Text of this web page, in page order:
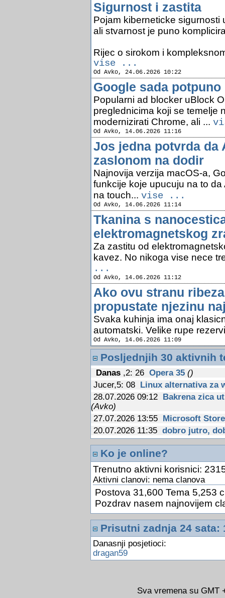
Sigurnost i zastita
Pojam kiberneticke sigurnosti
ali stvarnost je puno
Rijec o sirokom i
vise ...
Od Avko, 24.06.2026 10:22
Google sada
Popularni ad blocker uBlock
preglednicima koji se temelje
modernizirati Chrome, ali ...
Od Avko, 14.06.2026 11:16
Jos jedna potvrda da
zaslonom na dodir
Najnovija verzija macOS-a,
funkcije koje upucuju na to
na touch... vise ...
Od Avko, 14.06.2026 11:14
Tkanina s
elektromagnetskog
Za zastitu od
kavez. No nikoga vise nece
...
Od Avko, 14.06.2026 11:12
Ako ovu stranu
propustate njezinu
Svaka kuhinja ima onaj
automatski. Velike rupe
Od Avko, 14.06.2026 11:09
Posljednjih 30 aktivnih
Danas ,2: 26 Opera 35 ()
Jucer,5: 08
Linux alternativa za
28.07.2026 09:12
Bakrena zica
(Avko)
27.07.2026 13:55
Microsoft
20.07.2026 11:35 dobro jutro,
09.07.2026 12:31 Fiskalizacija u
03.07.2026 13:23
Google Drive
24.06.2026 10:31 Kineski
optickog racunalstva (Avko)
24.06.2026 10:26 AlterSend
24.06.2026 10:22 Sigurnost i
14.06.2026 11:16 Google sada
(Avko)
14.06.2026 11:14 Jos jedna
MacBooku sa zaslonom na dodir
14.06.2026 11:09 Ako ovu stranu
Ko je online?
Trenutno aktivni korisnici:
Aktivni clanovi: nema clanova
Postova 31,600 Tema 5,253
Pozdrav nasem najnovijem
Prisutni zadnja 24 sata:
Danasnji posjetioci:
dragan59
Sva vremena su GMT